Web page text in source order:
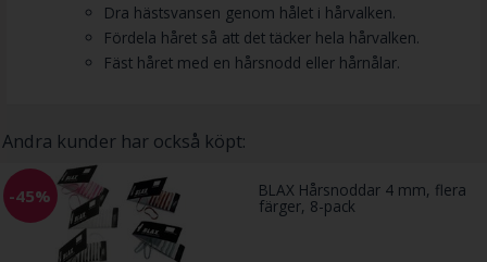
Dra hästsvansen genom hålet i hårvalken.
Fördela håret så att det täcker hela hårvalken.
Fäst håret med en hårsnodd eller hårnålar.
Andra kunder har också köpt:
-45% BLAX Hårsnoddar 4 mm, flera
färger, 8-pack